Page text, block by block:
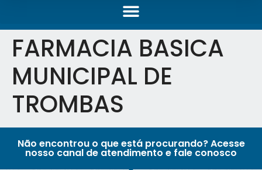
FARMACIA BASICA
MUNICIPAL DE
TROMBAS
Não encontrou o que está procurando? Acesse
nosso canal de atendimento e fale conosco